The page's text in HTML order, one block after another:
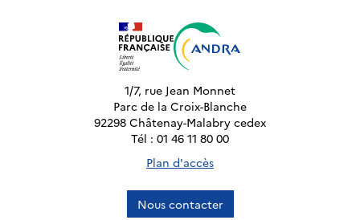
1/7, rue Jean Monnet
Parc de la Croix-Blanche
92298 Châtenay-Malabry cedex
Tél : 01 46 11 80 00
Plan d'accès
Nous contacter